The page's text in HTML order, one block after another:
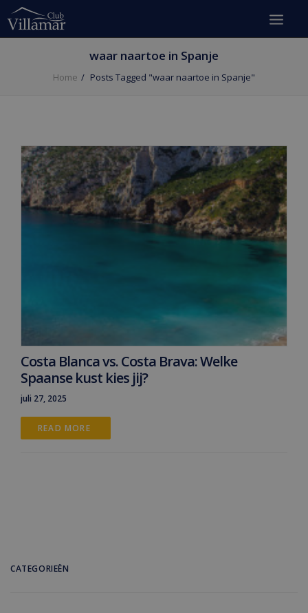
waar naartoe in Spanje
Home Posts Tagged "waar naartoe in Spanje"
Costa Blanca vs. Costa Brava: Welke
Spaanse kust kies jij?
juli 27, 2025
READ MORE
CATEGORIEËN